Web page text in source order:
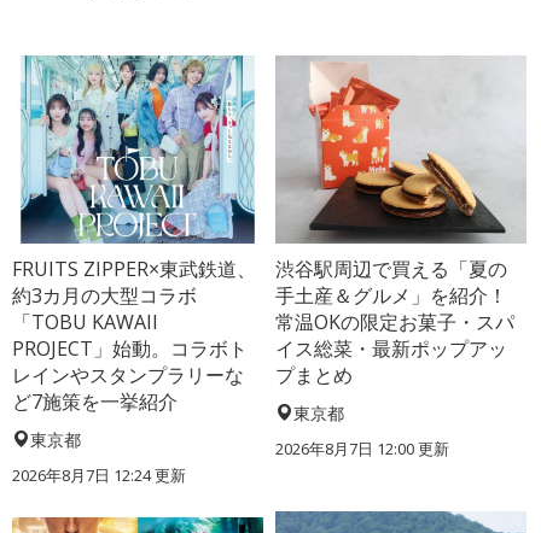
FRUITS ZIPPER×東武鉄道、
約3カ月の大型コラボ
「TOBU KAWAII
PROJECT」始動。コラボト
レインやスタンプラリーな
ど7施策を一挙紹介
東京都
2026年8月7日 12:24更新
渋谷駅周辺で買える「夏の
手土産＆グルメ」を紹介！
常温OKの限定お菓子・スパ
イス総菜・最新ポップアッ
プまとめ
東京都
2026年8月7日 12:00更新